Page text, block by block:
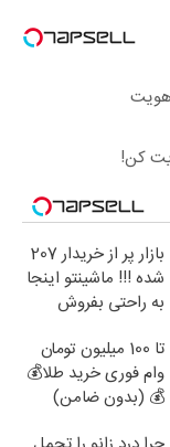
بازار پر از خریدار 207
شده !!! ماشینتو اینجا
به راحتی بفروش
تا 100 میلیون تومان
وام فوری خرید طلا💰
💰 (بدون ضامن)